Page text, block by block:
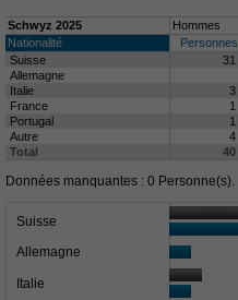
Schwyz 2025 Hommes
Nationalité
Personnes
Suisse
31
Allemagne
Italie
3
France
1
Portugal
1
Autre
4
Total
40
Données manquantes : 0 Personne(s).
Suisse
Allemagne
Italie